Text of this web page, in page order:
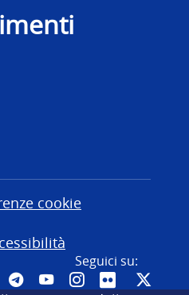
cookie
Seguici su:
Facebook del MEF -
LinkedIn del MEF
Canale Telegram del
Canale YouTube del
CanaleCanale